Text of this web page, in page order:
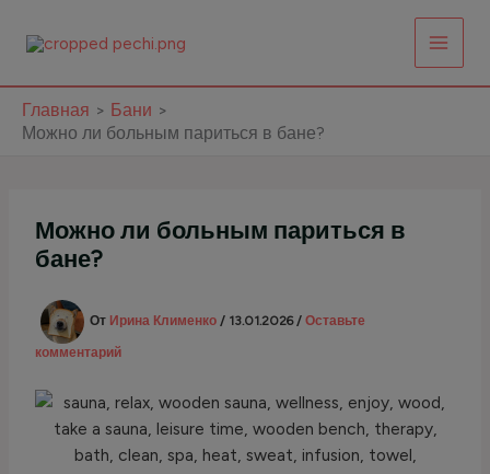
Главная
Бани
Можно ли больным париться в бане?
Можно ли больным париться в
бане?
От Ирина Клименко/ 13.01.2026/Оставьте
комментарий